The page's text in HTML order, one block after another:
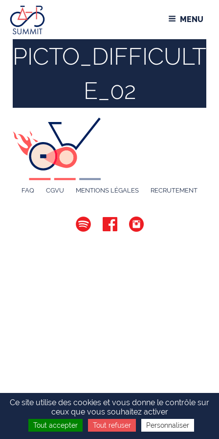
contenu
principal
MENU
PICTO_DIFFICULT
E_02
FAQ CGVU MENTIONS LÉGALES RECRUTEMENT
Panneau de gestion des cookies
Ce site utilise des cookies et vous donne le contrôle sur
ceux que vous souhaitez activer
Tout accepter Tout refuser Personnaliser